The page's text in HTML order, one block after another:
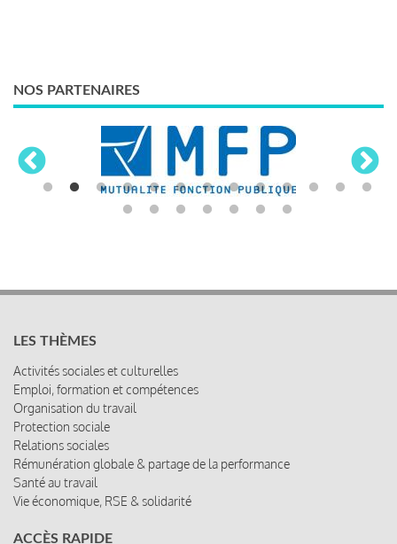
NOS PARTENAIRES
LES THÈMES
Activités sociales et culturelles
Emploi, formation et compétences
Organisation du travail
Protection sociale
Relations sociales
Rémunération globale & partage de la performance
Santé au travail
Vie économique, RSE & solidarité
ACCÈS RAPIDE